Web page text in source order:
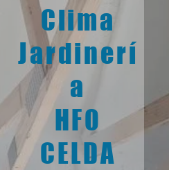
Clima
Jardinerí
a
HFO
CELDA